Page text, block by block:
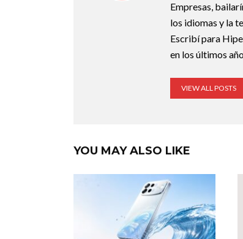
Empresas,
los idiomas y la
Escribí para
en los últimos
VIEW ALL POSTS
YOU MAY ALSO LIKE